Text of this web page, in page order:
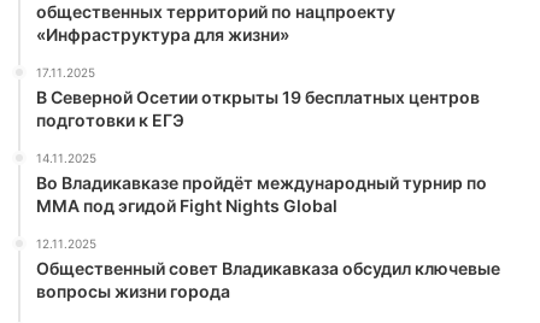
общественных территорий по нацпроекту
«Инфраструктура для жизни»
17.11.2025
В Северной Осетии открыты 19 бесплатных центров
подготовки к ЕГЭ
14.11.2025
Во Владикавказе пройдёт международный турнир по
ММА под эгидой Fight Nights Global
12.11.2025
Общественный совет Владикавказа обсудил ключевые
вопросы жизни города